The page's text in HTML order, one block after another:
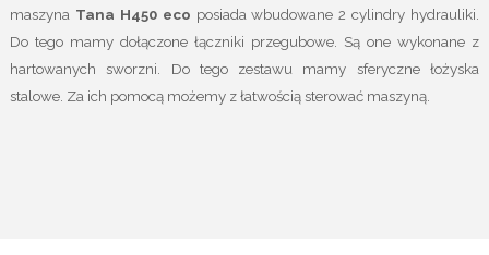
maszyna Tana H450 eco posiada wbudowane 2 cylindry hydrauliki.
Do tego mamy dołączone łączniki przegubowe. Są one wykonane z
hartowanych sworzni. Do tego zestawu mamy sferyczne łożyska
stalowe. Za ich pomocą możemy z łatwością sterować maszyną.